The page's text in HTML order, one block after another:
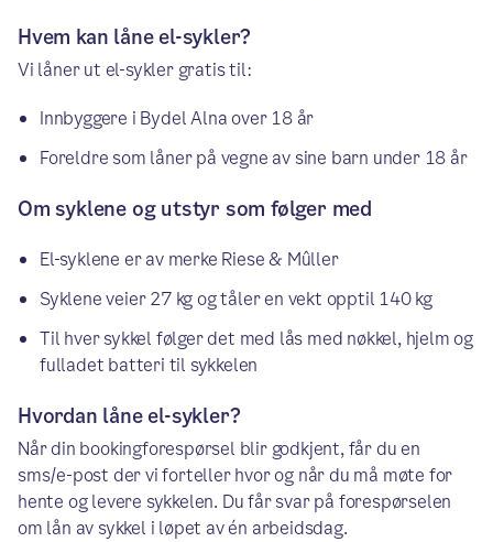
Hvem kan låne el-sykler?
Vi låner ut el-sykler gratis til:
Innbyggere i Bydel Alna over 18 år
Foreldre som låner på vegne av sine barn under 18 år
Om syklene og utstyr som følger med
El-syklene er av merke Riese & Mûller
Syklene veier 27 kg og tåler en vekt opptil 140 kg
Til hver sykkel følger det med lås med nøkkel, hjelm og
fulladet batteri til sykkelen
Hvordan låne el-sykler?
Når din bookingforespørsel blir godkjent, får du en
sms/e-post der vi forteller hvor og når du må møte for
hente og levere sykkelen. Du får svar på forespørselen
om lån av sykkel i løpet av én arbeidsdag.